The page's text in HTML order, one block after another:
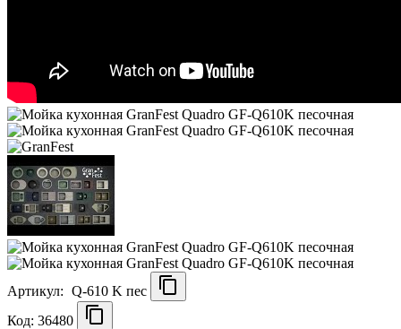
Артикул: Q-610 K пес
Код: 36480